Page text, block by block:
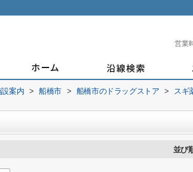
営業
設案内 > 船橋市 > 船橋市のドラッグストア > スギ
並び